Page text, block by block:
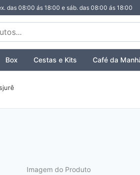
das 08:00 ás 18:00 e sáb. das 08:00 ás 18:00
Box Cestas e Kits Café da
Imagem do Produto